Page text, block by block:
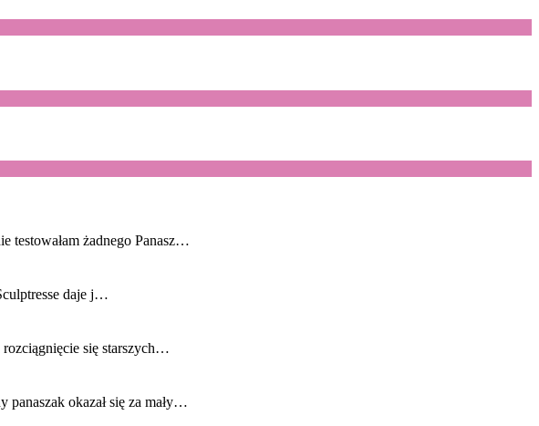
testowałam żadnego Panasz…
daje j…
rozciągnięcie się starszych…
panaszak okazał się za mały…